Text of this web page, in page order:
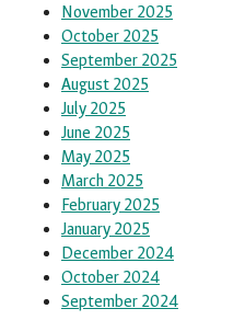
November 2025
October 2025
September 2025
August 2025
July 2025
June 2025
May 2025
March 2025
February 2025
January 2025
December 2024
October 2024
September 2024